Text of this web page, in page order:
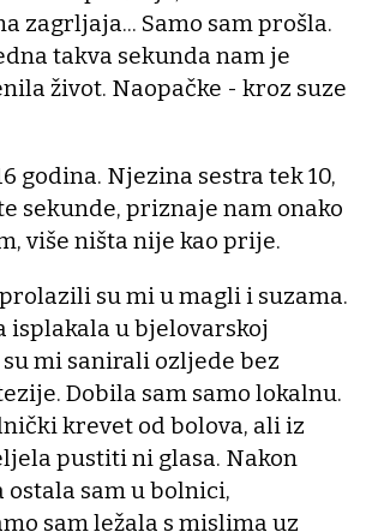
zagrljaja... Samo sam prošla.
takva sekunda nam je
život. Naopačke - kroz suze
godina. Njezina sestra tek 10,
sekunde, priznaje nam onako
više ništa nije kao prije.
su mi u magli i suzama.
isplakala u bjelovarskoj
mi sanirali ozljede bez
Dobila sam samo lokalnu.
krevet od bolova, ali iz
pustiti ni glasa. Nakon
ostala sam u bolnici,
sam ležala s mislima uz